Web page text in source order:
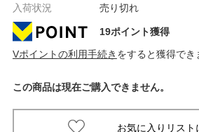
入荷状況
売り切れ
19ポイント獲得
Vポイントの利用手続き をすると獲得でき
この商品は現在ご購入できません。